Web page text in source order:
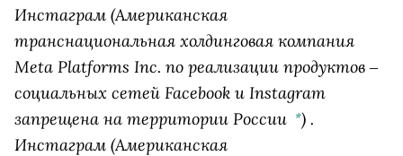
Инстаграм (Американская
транснациональная холдинговая компания
Meta Platforms Inc. по реализации продуктов ‒
социальных сетей Facebook и Instagram
запрещена на территории России *) .
Инстаграм (Американская